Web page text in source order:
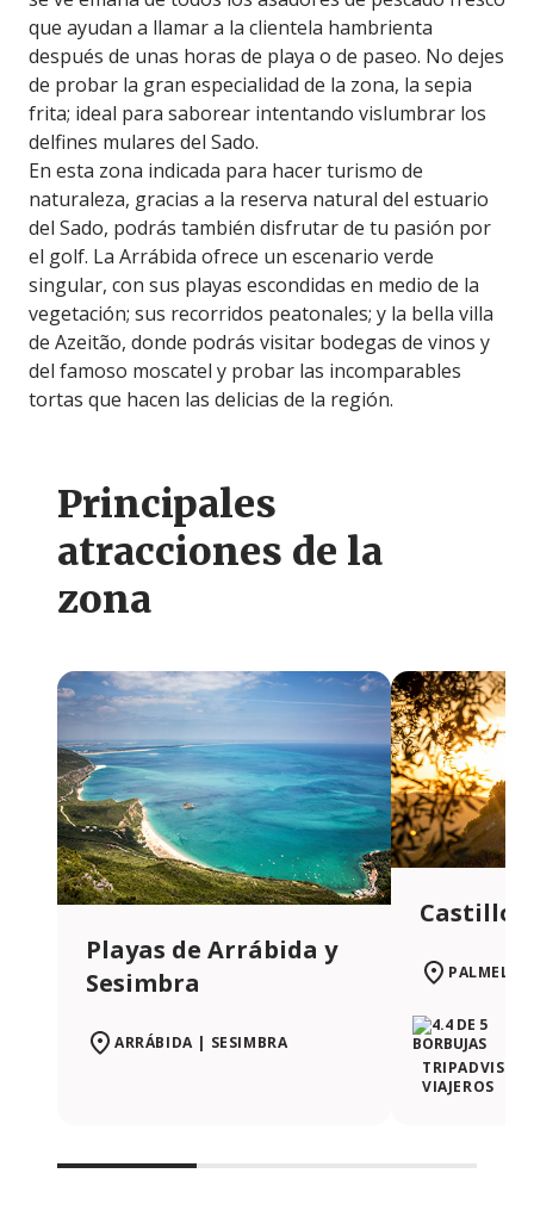
que ayudan a llamar a la clientela hambrienta
después de unas horas de playa o de paseo. No dejes
de probar la gran especialidad de la zona, la sepia
frita; ideal para saborear intentando vislumbrar los
delfines mulares del Sado.
En esta zona indicada para hacer turismo de
naturaleza, gracias a la reserva natural del estuario
del Sado, podrás también disfrutar de tu pasión por
el golf. La Arrábida ofrece un escenario verde
singular, con sus playas escondidas en medio de la
vegetación; sus recorridos peatonales; y la bella villa
de Azeitão, donde podrás visitar bodegas de vinos y
del famoso moscatel y probar las incomparables
tortas que hacen las delicias de la región.
Principales
atracciones de la
zona
Playas de Arrábida y
Sesimbra
ARRÁBIDA | SESIMBRA
Castillo
PALMELA
VIAJEROS